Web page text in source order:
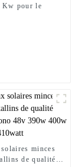
Kw pour le
solaires minces
de qualité